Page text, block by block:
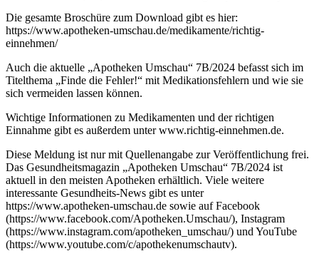
Die gesamte Broschüre zum Download gibt es hier:
https://www.apotheken-umschau.de/medikamente/richtig-
einnehmen/
Auch die aktuelle „Apotheken Umschau“ 7B/2024 befasst sich im
Titelthema „Finde die Fehler!“ mit Medikationsfehlern und wie sie
sich vermeiden lassen können.
Wichtige Informationen zu Medikamenten und der richtigen
Einnahme gibt es außerdem unter www.richtig-einnehmen.de.
Diese Meldung ist nur mit Quellenangabe zur Veröffentlichung frei.
Das Gesundheitsmagazin „Apotheken Umschau“ 7B/2024 ist
aktuell in den meisten Apotheken erhältlich. Viele weitere
interessante Gesundheits-News gibt es unter
https://www.apotheken-umschau.de sowie auf Facebook
(https://www.facebook.com/Apotheken.Umschau/), Instagram
(https://www.instagram.com/apotheken_umschau/) und YouTube
(https://www.youtube.com/c/apothekenumschautv).